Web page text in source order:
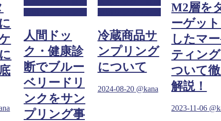
人間ドッ
ク・健康診
断でブルー
ベリードリ
ンクをサン
プリング事
冷蔵商品サ
ンプリング
について
2024-08-20 @kana
M2層を
ーゲッ
したマ
ティン
ついて
解説！
2023-11-06